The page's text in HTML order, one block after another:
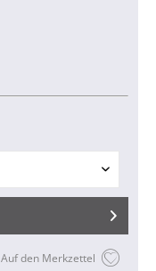
Auf den Merkzettel